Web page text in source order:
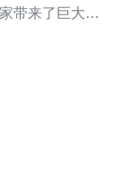
带来了巨大的
器，但尚未给